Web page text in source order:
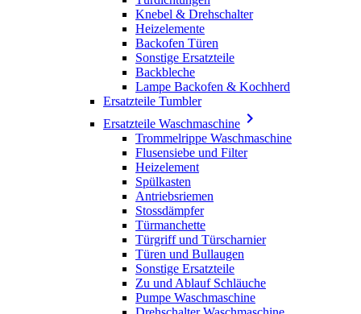
Knebel & Drehschalter
Heizelemente
Backofen Türen
Sonstige Ersatzteile
Backbleche
Lampe Backofen & Kochherd
Ersatzteile Tumbler
Ersatzteile Waschmaschine 
Trommelrippe Waschmaschine
Flusensiebe und Filter
Heizelement
Spülkasten
Antriebsriemen
Stossdämpfer
Türmanchette
Türgriff und Türscharnier
Türen und Bullaugen
Sonstige Ersatzteile
Zu und Ablauf Schläuche
Pumpe Waschmaschine